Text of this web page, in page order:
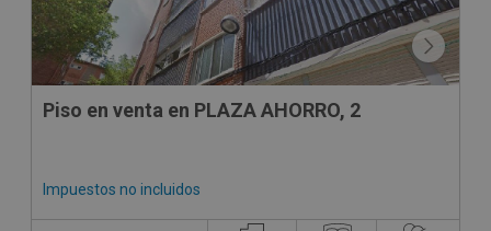
Piso en venta en PLAZA AHORRO, 2
Impuestos no incluidos